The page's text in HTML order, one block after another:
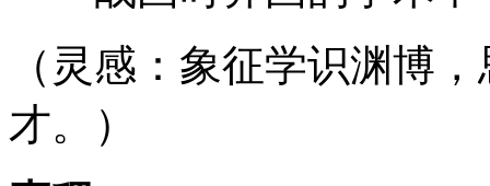
（灵感：象征学识渊博
才。）